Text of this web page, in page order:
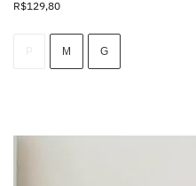
R$129,80
M G